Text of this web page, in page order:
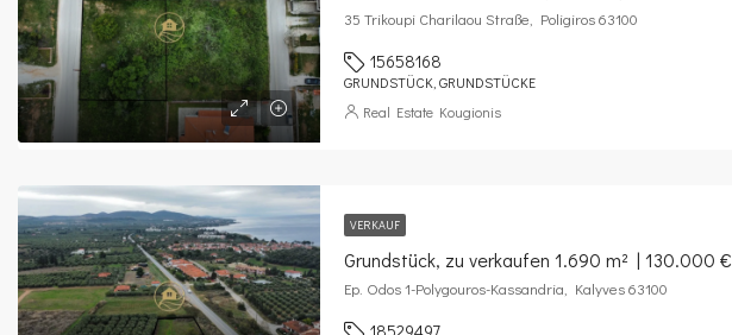
35 Trikoupi Charilaou Straße, Poligiros 63100
15658168
GRUNDSTÜCK, GRUNDSTÜCKE
Real Estate Kougionis
VERKAUF
Grundstück, zu verkaufen 1.690 m² | 130.000 €
Ep. Odos 1-Polygouros-Kassandria, Kalyves 63100